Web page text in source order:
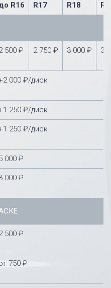
R16 R17 R18
500 ₽ 2 750 ₽ 3 000 ₽ 3
000 ₽/диск
250 ₽/диск
250 ₽/диск
000 ₽
000 ₽
500 ₽
750 ₽